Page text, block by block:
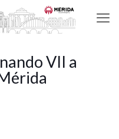
VII a